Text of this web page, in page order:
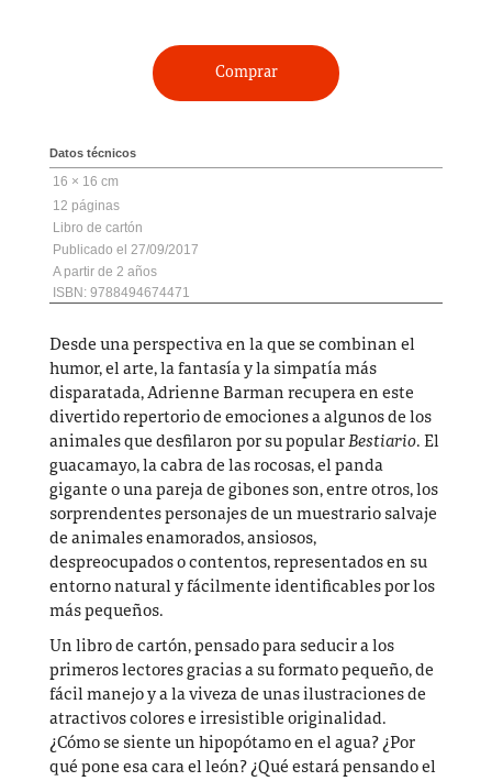
Comprar
Datos técnicos
16 × 16 cm
12
Libro de cartón
27/09/2017
2
ISBN: 9788494674471
Desde una perspectiva en la que se combinan el
humor, el arte, la fantasía y la simpatía más
disparatada, Adrienne Barman recupera en este
divertido repertorio de emociones a algunos de los
animales que desfilaron por su popularBestiario. El
guacamayo, la cabra de las rocosas, el panda
gigante o una pareja de gibones son, entre otros, los
sorprendentes personajes de un muestrario salvaje
de animales enamorados, ansiosos,
despreocupados o contentos, representados en su
entorno natural y fácilmente identificables por los
más pequeños.
Un libro de cartón, pensado para seducir a los
primeros lectores gracias a su formato pequeño, de
fácil manejo y a la viveza de unas ilustraciones de
atractivos colores e irresistible originalidad.
¿Cómo se siente un hipopótamo en el agua? ¿Por
qué pone esa cara el león? ¿Qué estará pensando el